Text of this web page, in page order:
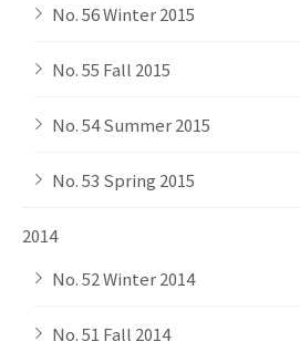
No. 56 Winter 2015
No. 55 Fall 2015
No. 54 Summer 2015
No. 53 Spring 2015
2014
No. 52 Winter 2014
No. 51 Fall 2014